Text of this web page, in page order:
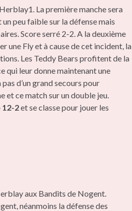
La première manche sera
peu faible sur la défense mais
Score serré 2-2. A la deuxième
une Fly et à cause de cet incident, la
Les Teddy Bears profitent de la
qui leur donne maintenant une
d’un grand secours pour
et ce match sur un double jeu.
12-2et se classe pour jouer les
aux Bandits de Nogent.
néanmoins la défense des